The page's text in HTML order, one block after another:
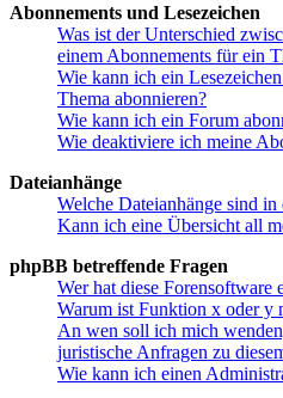
Abonnements und Lesezeichen
Was ist der Unterschied
einem Abonnements für ein
Wie kann ich ein
Thema abonnieren?
Wie kann ich ein Forum
Wie deaktiviere ich meine
Dateianhänge
Welche Dateianhänge sind
Kann ich eine Übersicht all
phpBB betreffende Fragen
Wer hat diese Forensoftware
Warum ist Funktion x oder y
An wen soll ich mich
juristische Anfragen zu
Wie kann ich einen